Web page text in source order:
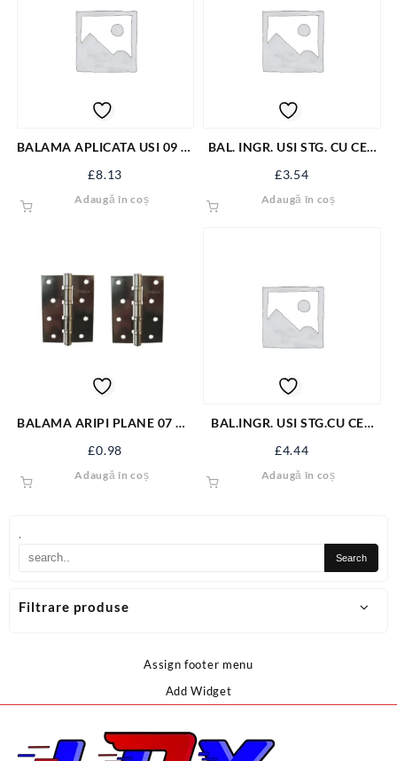
.
Filtrare produse
BALAMA APLICATA USI 09 ZI
£8.13
Adaugă în coș
BAL. INGR. USI STG. CU CEP
£3.54
Adaugă în coș
BALAMA ARIPI PLANE 07 ZA
£0.98
Adaugă în coș
BAL.INGR. USI STG.CU CEP
£4.44
Adaugă în coș
Assign footer menu
Add Widget